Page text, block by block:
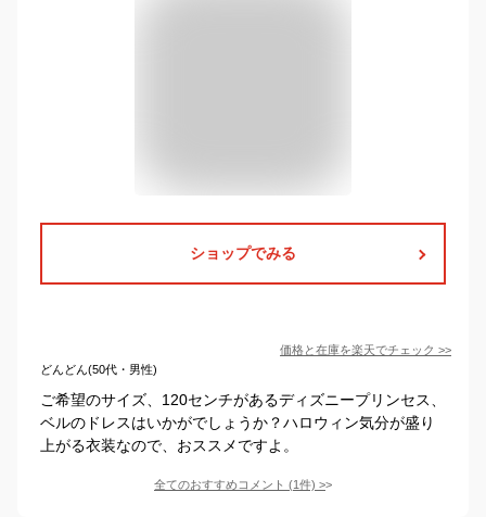
ショップでみる
価格と在庫を楽天でチェック >>
どんどん(50代・男性)
ご希望のサイズ、120センチがあるディズニープリンセス、
ベルのドレスはいかがでしょうか？ハロウィン気分が盛り
上がる衣装なので、おススメですよ。
全てのおすすめコメント (1件) >